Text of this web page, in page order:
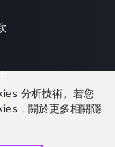
分析技術。若您
，關於更多相關隱